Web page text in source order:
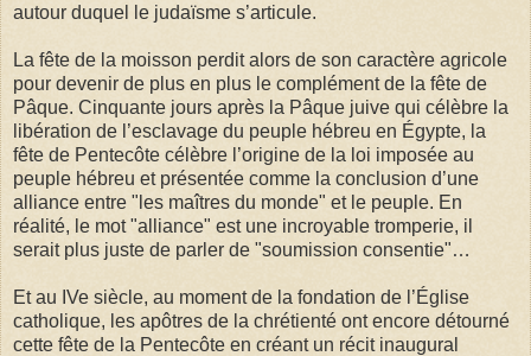
autour duquel le judaïsme s’articule.
La fête de la moisson perdit alors de son caractère agricole
pour devenir de plus en plus le complément de la fête de
Pâque. Cinquante jours après la Pâque juive qui célèbre la
libération de l’esclavage du peuple hébreu en Égypte, la
fête de Pentecôte célèbre l’origine de la loi imposée au
peuple hébreu et présentée comme la conclusion d’une
alliance entre "les maîtres du monde" et le peuple. En
réalité, le mot "alliance" est une incroyable tromperie, il
serait plus juste de parler de "soumission consentie"…
Et au IVe siècle, au moment de la fondation de l’Église
catholique, les apôtres de la chrétienté ont encore détourné
cette fête de la Pentecôte en créant un récit inaugural